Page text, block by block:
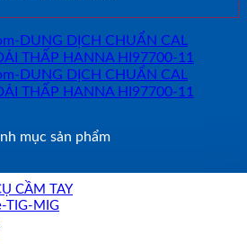
mục sản phẩm
CẦM TAY
TIG-MIG